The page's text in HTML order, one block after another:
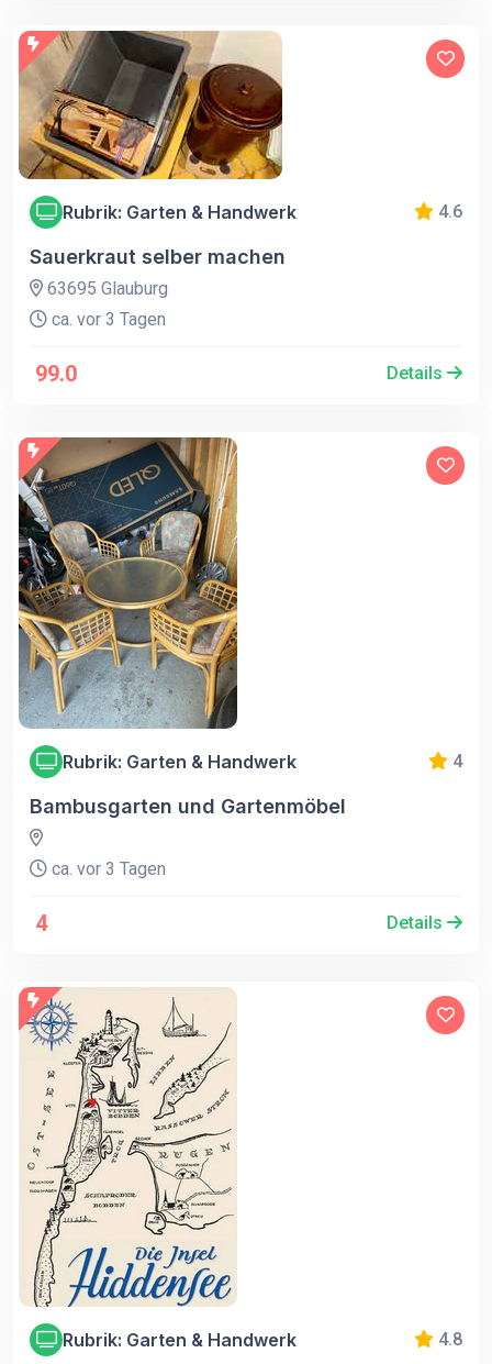
Rubrik: Garten & Handwerk 4.6
Sauerkraut selber machen
63695 Glauburg
ca. vor 3 Tagen
99.0 Details
Rubrik: Garten & Handwerk 4
Bambusgarten und Gartenmöbel
ca. vor 3 Tagen
4 Details
Rubrik: Garten & Handwerk 4.8